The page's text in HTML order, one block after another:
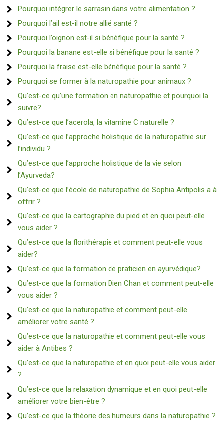
Pourquoi intégrer le sarrasin dans votre alimentation ?
Pourquoi l’ail est-il notre allié santé ?
Pourquoi l’oignon est-il si bénéfique pour la santé ?
Pourquoi la banane est-elle si bénéfique pour la santé ?
Pourquoi la fraise est-elle bénéfique pour la santé ?
Pourquoi se former à la naturopathie pour animaux ?
Qu’est-ce qu’une formation en naturopathie et pourquoi la
suivre?
Qu’est-ce que l’acerola, la vitamine C naturelle ?
Qu’est-ce que l’approche holistique de la naturopathie sur
l’individu ?
Qu’est-ce que l’approche holistique de la vie selon
l’Ayurveda?
Qu’est-ce que l’école de naturopathie de Sophia Antipolis a à
offrir ?
Qu’est-ce que la cartographie du pied et en quoi peut-elle
vous aider ?
Qu’est-ce que la florithérapie et comment peut-elle vous
aider?
Qu’est-ce que la formation de praticien en ayurvédique?
Qu’est-ce que la formation Dien Chan et comment peut-elle
vous aider ?
Qu’est-ce que la naturopathie et comment peut-elle
améliorer votre santé ?
Qu’est-ce que la naturopathie et comment peut-elle vous
aider à Antibes ?
Qu’est-ce que la naturopathie et en quoi peut-elle vous aider
?
Qu’est-ce que la relaxation dynamique et en quoi peut-elle
améliorer votre bien-être ?
Qu’est-ce que la théorie des humeurs dans la naturopathie ?